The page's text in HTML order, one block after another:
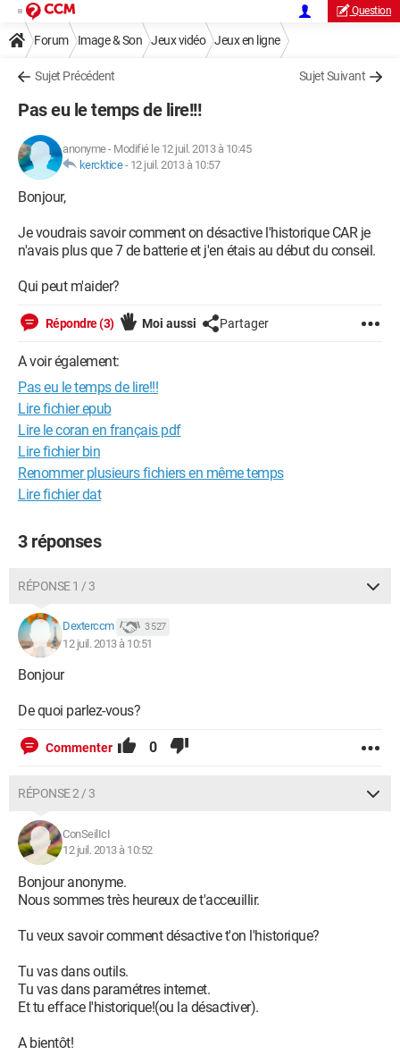
Question
Forum Image & Son Jeux vidéo Jeux en ligne
Sujet Précédent Sujet Suivant
Pas eu le temps de lire!!!
anonyme- Modifié le 12 juil. 2013 à 10:45
kercktice- 12 juil. 2013 à 10:57
Bonjour,
Je voudrais savoir comment on désactive l'historique CAR je
n'avais plus que 7 de batterie et j'en étais au début du conseil.
Qui peut m'aider?
Répondre (3) Moi aussi Partager
A voir également:
Pas eu le temps de lire!!!
Lire fichier epub
Lire le coran en français pdf
Lire fichier bin
Renommer plusieurs fichiers en même temps
Lire fichier dat
3 réponses
RÉPONSE 1 / 3
Dexterccm 3 527
12 juil. 2013 à 10:51
Bonjour
De quoi parlez-vous?
Commenter 0
RÉPONSE 2 / 3
ConSeilIcI
12 juil. 2013 à 10:52
Bonjour anonyme.
Nous sommes très heureux de t'acceuillir.
Tu veux savoir comment désactive t'on l'historique?
Tu vas dans outils.
Tu vas dans paramétres internet.
Et tu efface l'historique!(ou la désactiver).
A bientôt!